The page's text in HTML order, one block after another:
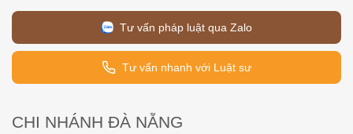
Tư vấn pháp luật qua Zalo
Tư vấn nhanh với Luật sư
CHI NHÁNH ĐÀ NẴNG